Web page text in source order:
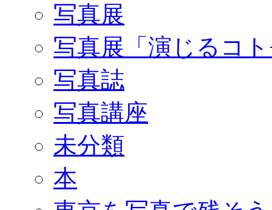
写真展
写真展「演じるコ
写真誌
写真講座
未分類
本